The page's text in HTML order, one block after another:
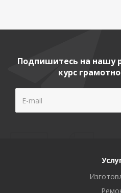
Подпишитесь на нашу
курс